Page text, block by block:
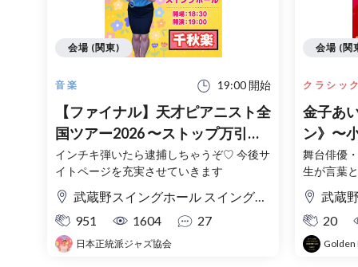
音楽 19:00 開始
【ファイナル】天才ピアニスト全
国ツアー2026 〜ストップ万引
き・麻薬・インチキジャズ♡〜
インチキ弾いたら逮捕しちゃうぞ♡ 今後サ
イトページを充実させていきます
武蔵野スイングホール スイングホール
951
1604 27
日本正統派ジャズ協会
会場 (関東)
クラシッ
金子あ
ン》〜
由に生
舞台俳優
生が言葉
武蔵野
20
会場 (関